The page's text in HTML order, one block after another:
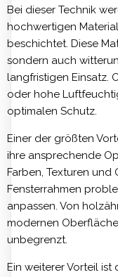
Bei dieser Technik
hochwertigen
beschichtet. Diese
sondern auch
langfristigen Einsatz.
oder hohe
optimalen Schutz.
Einer der größten
ihre ansprechende
Farben, Texturen
Fensterrahmen
anpassen. Von
modernen
unbegrenzt.
Ein weiterer Vorteil